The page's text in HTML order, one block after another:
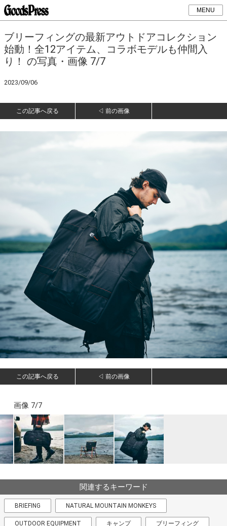
MENU
ブリーフィングの最新アウトドアコレクション
始動！全12アイテム、コラボモデルも仲間入
り！ の写真・画像 7/7
2023/09/06
この記事へ戻る ◁ 前の画像
この記事へ戻る ◁ 前の画像
画像 7/7
関連するキーワード
BRIEFING NATURAL MOUNTAIN MONKEYS
OUTDOOR EQUIPMENT キャンプ ブリーフィング